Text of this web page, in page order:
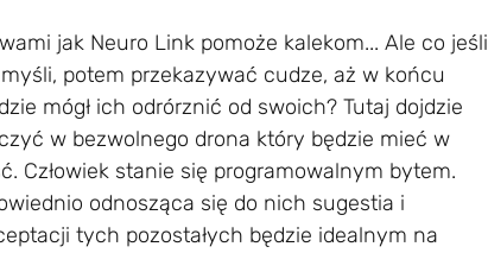
jak Neuro Link pomoże kalekom... Ale co jeśli
potem przekazywać cudze, aż w końcu
mógł ich odrórznić od swoich? Tutaj dojdzie
w bezwolnego drona który będzie mieć w
Człowiek stanie się programowalnym bytem.
odnosząca się do nich sugestia i
tych pozostałych będzie idealnym na